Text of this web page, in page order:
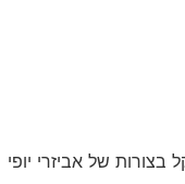
של אביזרי יופי